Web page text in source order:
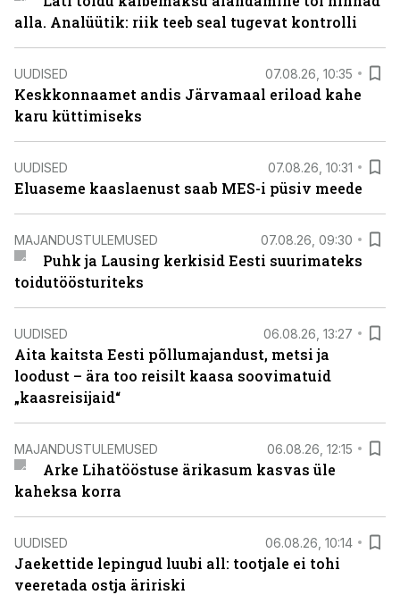
alla. Analüütik: riik teeb seal tugevat kontrolli
UUDISED 07.08.26, 10:35
Keskkonnaamet andis Järvamaal eriload kahe
karu küttimiseks
UUDISED 07.08.26, 10:31
Eluaseme kaaslaenust saab MES-i püsiv meede
MAJANDUSTULEMUSED 07.08.26, 09:30
Puhk ja Lausing kerkisid Eesti suurimateks
toidutöösturiteks
UUDISED 06.08.26, 13:27
Aita kaitsta Eesti põllumajandust, metsi ja
loodust – ära too reisilt kaasa soovimatuid
„kaasreisijaid“
MAJANDUSTULEMUSED 06.08.26, 12:15
Arke Lihatööstuse ärikasum kasvas üle
kaheksa korra
UUDISED 06.08.26, 10:14
Jaekettide lepingud luubi all: tootjale ei tohi
veeretada ostja äririski